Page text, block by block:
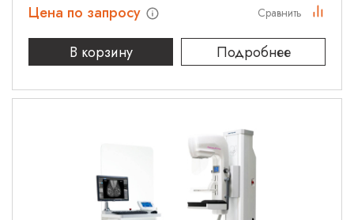
Цена по запросу
В корзину
Подробнее
Сравнить